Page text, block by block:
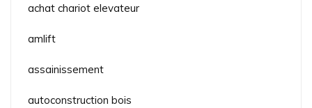
achat chariot elevateur
amlift
assainissement
autoconstruction bois